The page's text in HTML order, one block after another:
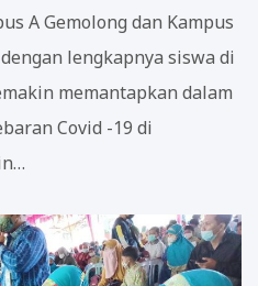
A Gemolong dan Kampus
lengkapnya siswa di
memantapkan dalam
Covid -19 di